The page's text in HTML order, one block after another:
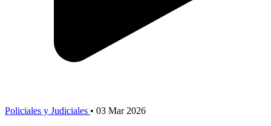
Policiales y Judiciales • 03 Mar 2026